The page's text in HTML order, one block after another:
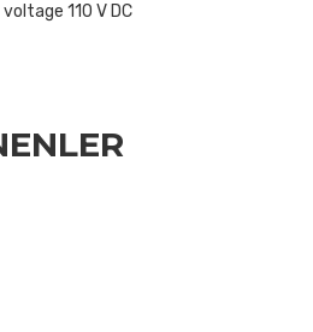
110 V DC